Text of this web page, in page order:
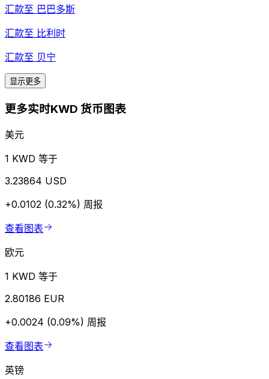
汇款至 巴巴多斯
汇款至 比利时
汇款至 贝宁
显示更多
更多实时KWD 货币图表
美元
1 KWD 等于
3.23864 USD
+0.0102 (0.32%) 周报
查看图表
欧元
1 KWD 等于
2.80186 EUR
+0.0024 (0.09%) 周报
查看图表
英镑